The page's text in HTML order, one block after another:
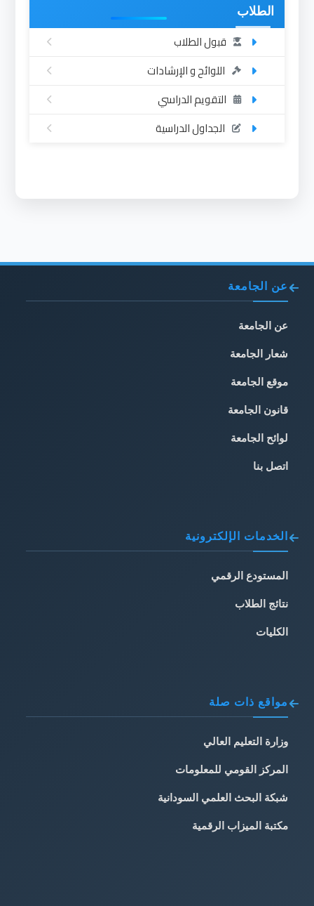
الطلاب
قبول الطلاب
اللوائح و الإرشادات
التقويم الدراسي
الجداول الدراسية
عن الجامعة
عن الجامعة
شعار الجامعة
موقع الجامعة
قانون الجامعة
لوائح الجامعة
اتصل بنا
الخدمات الإلكترونية
المستودع الرقمي
نتائج الطلاب
الكليات
مواقع ذات صلة
وزارة التعليم العالي
المركز القومي للمعلومات
شبكة البحث العلمي السودانية
مكتبة الميزاب الرقمية